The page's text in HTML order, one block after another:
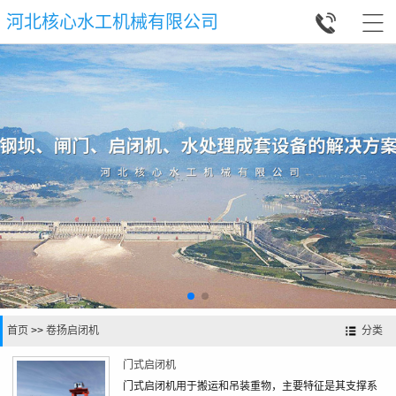
河北核心水工机械有限公司 

分类
首页 >> 卷扬启闭机
门式启闭机
门式启闭机用于搬运和吊装重物，主要特征是其支撑系